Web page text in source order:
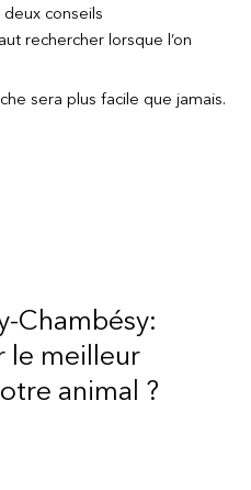
deux conseils
rechercher lorsque l’on
sera plus facile que jamais.
Chambésy:
le meilleur
animal ?